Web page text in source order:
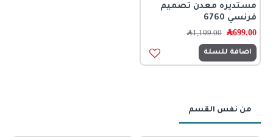
مستديره معدن تصميم
فرنسي 6760
699.00﷼ 1,199.00﷼
اضافة للسلة
من نفس القسم